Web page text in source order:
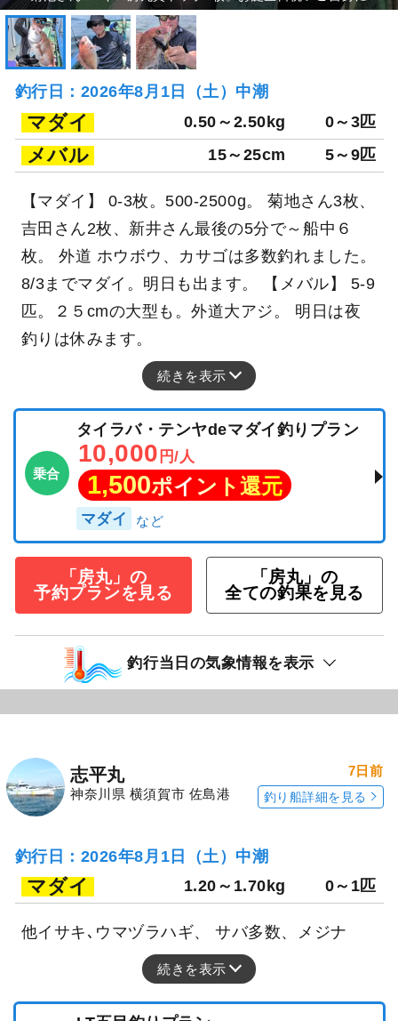
釣行日：2026年8月1日（土）中潮
マダイ 0.50～2.50kg 0～3匹
メバル 15～25cm 5～9匹
【マダイ】 0-3枚。500-2500g。 菊地さん3枚、
吉田さん2枚、新井さん最後の5分で～船中６
枚。 外道 ホウボウ、カサゴは多数釣れました。
8/3までマダイ。明日も出ます。 【メバル】 5-9
匹。２５cmの大型も。外道大アジ。 明日は夜
釣りは休みます。
続きを表示
乗合
タイラバ・テンヤdeマダイ釣りプラン
10,000 円/人
1,500ポイント還元
マダイ
「房丸」の
予約プランを見る
「房丸」の
全ての釣果を見る
釣行当日の気象情報を表示
志平丸
神奈川県 横須賀市 佐島港
7日前
釣り船詳細を見る
釣行日：2026年8月1日（土）中潮
マダイ 1.20～1.70kg 0～1匹
他イサキ､ウマヅラハギ、 サバ多数、メジナ
続きを表示